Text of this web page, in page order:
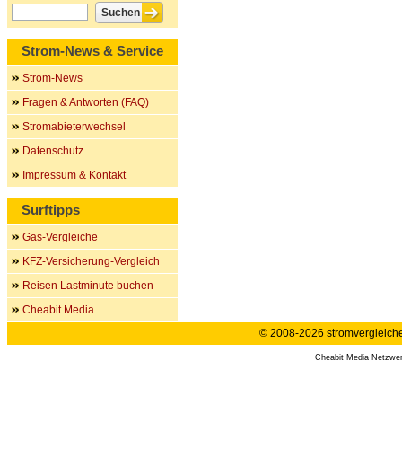
Strom-News & Service
Strom-News
Fragen & Antworten (FAQ)
Stromabieterwechsel
Datenschutz
Impressum & Kontakt
Surftipps
Gas-Vergleiche
KFZ-Versicherung-Vergleich
Reisen Lastminute buchen
Cheabit Media
© 2008-2026
Cheabit Media